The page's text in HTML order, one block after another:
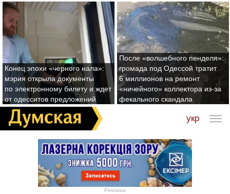
Конец эпохи «черного нала»:
мэрия открыла документы
по электронному билету и ждет
от одесситов предложений
После «волшебного пенделя»:
громада под Одессой тратит
6 миллионов на ремонт
«ничейного» коллектора из-за
фекального скандала
укр
Реклама